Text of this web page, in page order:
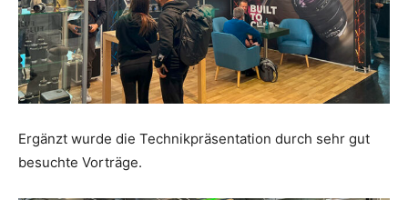
Ergänzt wurde die Technikpräsentation durch sehr gut
besuchte Vorträge.